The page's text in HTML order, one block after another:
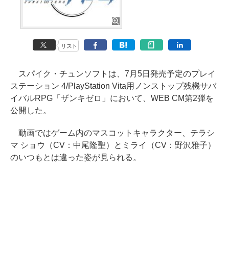
リスト
スパイク・チュンソフトは、7月5日発売予定のプレイ
ステーション 4/PlayStation Vita用ノンストップ残機サバ
イバルRPG「ザンキゼロ」において、WEB CM第2弾を
公開した。
動画ではゲーム内のマスコットキャラクター、テラシ
マ ショウ（CV：中尾隆聖）とミライ（CV：野沢雅子）
のいつもとは違った姿が見られる。